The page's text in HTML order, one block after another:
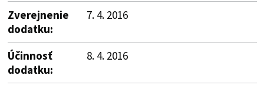
Zverejnenie
dodatku:
7. 4. 2016
Účinnosť
dodatku:
8. 4. 2016